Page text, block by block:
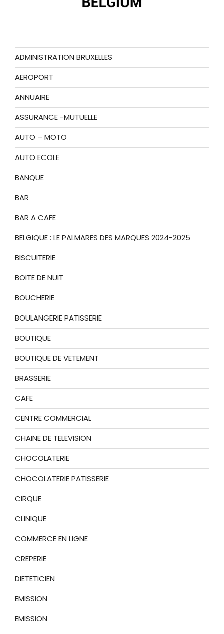
ADMINISTRATION BRUXELLES
AEROPORT
ANNUAIRE
ASSURANCE -MUTUELLE
AUTO – MOTO
AUTO ECOLE
BANQUE
BAR
BAR A CAFE
BELGIQUE : LE PALMARES DES MARQUES 2024-2025
BISCUITERIE
BOITE DE NUIT
BOUCHERIE
BOULANGERIE PATISSERIE
BOUTIQUE
BOUTIQUE DE VETEMENT
BRASSERIE
CAFE
CENTRE COMMERCIAL
CHAINE DE TELEVISION
CHOCOLATERIE
CHOCOLATERIE PATISSERIE
CIRQUE
CLINIQUE
COMMERCE EN LIGNE
CREPERIE
DIETETICIEN
EMISSION
EMISSION